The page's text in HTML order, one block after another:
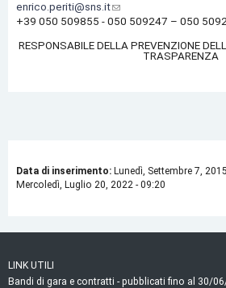
enrico.periti@sns.it
+39 050 509855 - 050 509247 – 050
RESPONSABILE DELLA PREVENZIONE
TRASPARENZA
Data di inserimento: Lunedì, Settembre 7,
Mercoledì, Luglio 20, 2022 - 09:20
LINK UTILI
Bandi di gara e contratti - pubblicati fino al 30/